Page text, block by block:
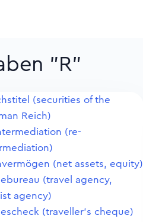
"R"
(securities of the
Reich)
(re-
(net assets, equity)
(travel agency,
agency)
(traveller's cheque)